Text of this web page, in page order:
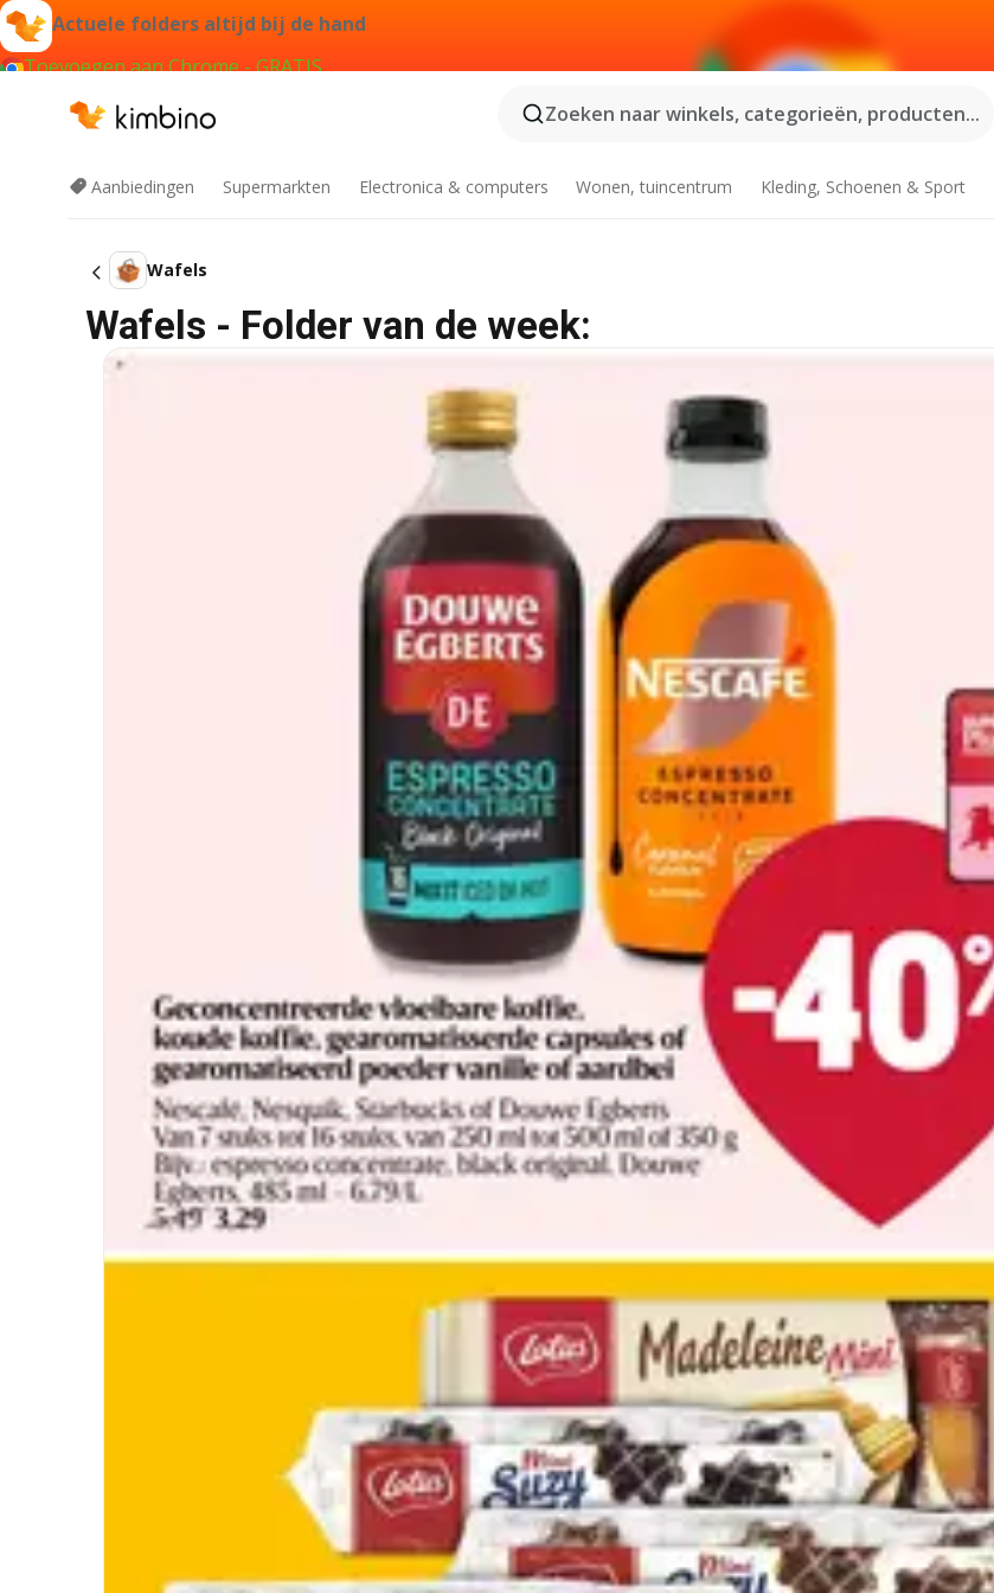
Actuele folders altijd bij de hand
Toevoegen aan Chrome - GRATIS
Zoeken naar winkels, categorieën, producten...
Aanbiedingen Supermarkten Electronica & computers Wonen, tuincentrum Kleding, Schoenen & Sport
Wafels
Wafels - Folder van de week: